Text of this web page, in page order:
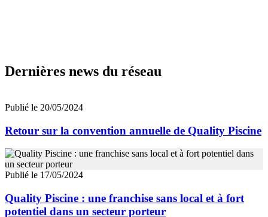
Dernières news du réseau
Publié le 20/05/2024
Retour sur la convention annuelle de Quality Piscine
Publié le 17/05/2024
Quality Piscine : une franchise sans local et à fort
potentiel dans un secteur porteur